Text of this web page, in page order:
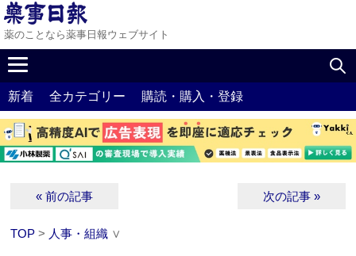
薬のことなら薬事日報ウェブサイト
新着 全カテゴリー 購読・購入・登録
« 前の記事 次の記事 »
TOP > 人事・組織 ∨